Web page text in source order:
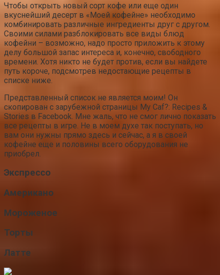
Чтобы открыть новый сорт кофе или еще один
вкуснейший десерт в «Моей кофейне» необходимо
комбинировать различные ингредиенты друг с другом.
Своими силами разблокировать все виды блюд
кофейни – возможно, надо просто приложить к этому
делу большой запас интереса и, конечно, свободного
времени. Хотя никто не будет против, если вы найдете
путь короче, подсмотрев недостающие рецепты в
списке ниже.
Представленный список не является моим! Он
скопирован с зарубежной страницы My Caf?: Recipes &
Stories в Facebook. Мне жаль, что не смог лично показать
все рецепты в игре. Не в моем духе так поступать, но
вам они нужны прямо здесь и сейчас, а я в своей
кофейне еще и половины всего оборудования не
приобрел.
Экспрессо
Американо
Мороженое
Торты
Латте